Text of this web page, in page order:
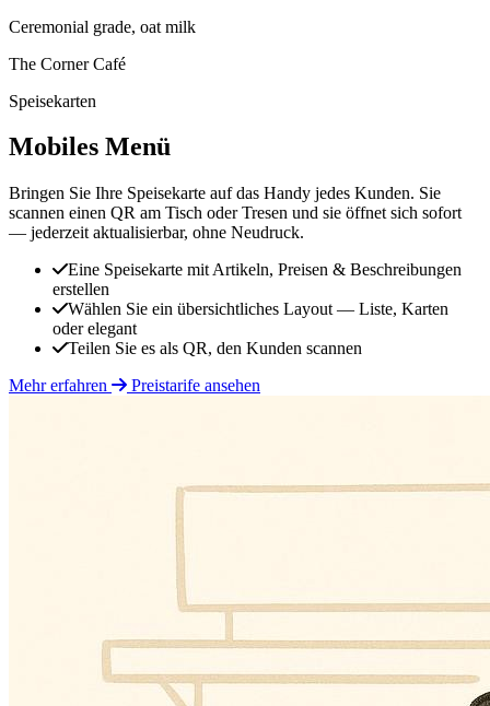
Ceremonial grade, oat milk
The Corner Café
Speisekarten
Mobiles Menü
Bringen Sie Ihre Speisekarte auf das Handy jedes Kunden. Sie
scannen einen QR am Tisch oder Tresen und sie öffnet sich sofort
— jederzeit aktualisierbar, ohne Neudruck.
Eine Speisekarte mit Artikeln, Preisen & Beschreibungen
erstellen
Wählen Sie ein übersichtliches Layout — Liste, Karten
oder elegant
Teilen Sie es als QR, den Kunden scannen
Mehr erfahren
Preistarife ansehen